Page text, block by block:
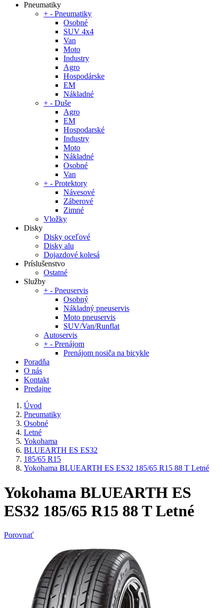
Pneumatiky
+ - Pneumatiky
Osobné
SUV 4x4
Van
Moto
Industry
Agro
Hospodárske
EM
Nákladné
+ - Duše
Agro
EM
Hospodarské
Industry
Moto
Nákladné
Osobné
Van
+ - Protektory
Návesové
Záberové
Zimné
Vložky
Disky
Disky oceľové
Disky alu
Dojazdové kolesá
Príslušenstvo
Ostatné
Služby
+ - Pneuservis
Osobný
Nákladný pneuservis
Moto pneuservis
SUV/Van/Runflat
Autoservis
+ - Prenájom
Prenájom nosiča na bicykle
Poradňa
O nás
Kontakt
Predajne
Úvod
Pneumatiky
Osobné
Letné
Yokohama
BLUEARTH ES ES32
185/65 R15
Yokohama BLUEARTH ES ES32 185/65 R15 88 T Letné
Yokohama BLUEARTH ES
ES32 185/65 R15 88 T Letné
Porovnať